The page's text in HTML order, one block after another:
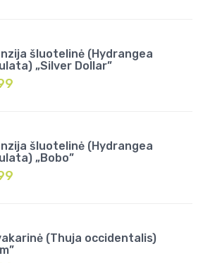
šluotelinė (Hydrangea
„Silver Dollar”
šluotelinė (Hydrangea
„Bobo”
(Thuja occidentalis)